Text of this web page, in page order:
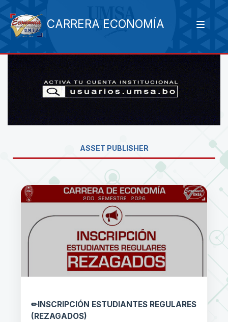
CARRERA ECONOMÍA
ASSET PUBLISHER
✏INSCRIPCIÓN ESTUDIANTES REGULARES
(REZAGADOS)